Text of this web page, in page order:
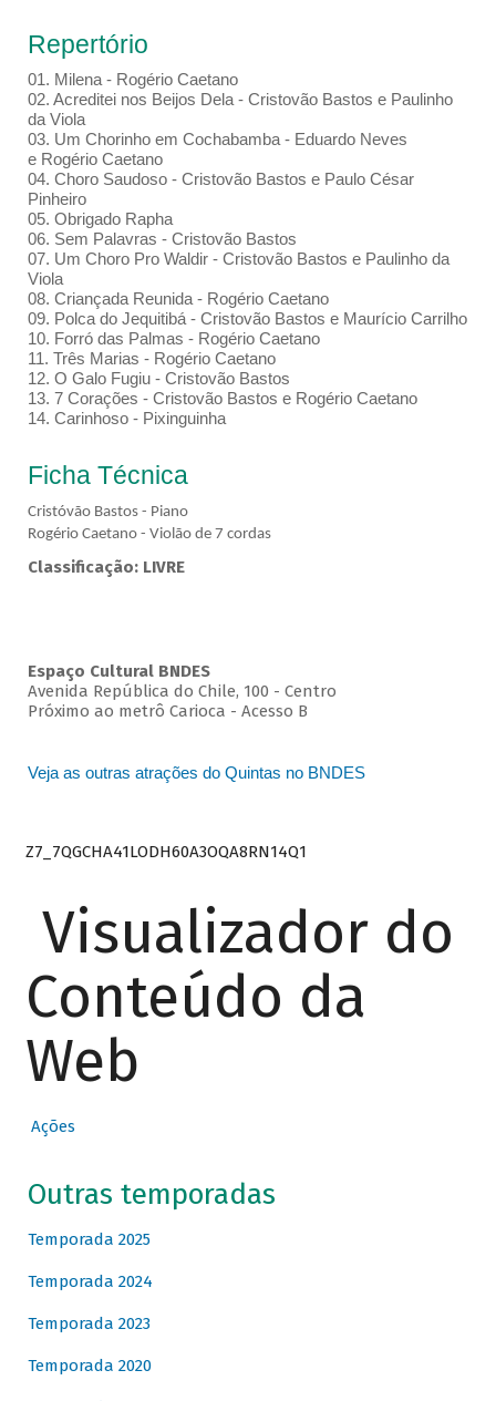
Repertório
01. Milena - Rogério Caetano
02. Acreditei nos Beijos Dela - Cristovão Bastos e Paulinho
da Viola
03. Um Chorinho em Cochabamba - Eduardo Neves
e Rogério Caetano
04. Choro Saudoso - Cristovão Bastos e Paulo César
Pinheiro
05. Obrigado Rapha
06. Sem Palavras - Cristovão Bastos
07. Um Choro Pro Waldir - Cristovão Bastos e Paulinho da
Viola
08. Criançada Reunida - Rogério Caetano
09. Polca do Jequitibá - Cristovão Bastos e Maurício Carrilho
10. Forró das Palmas - Rogério Caetano
11. Três Marias - Rogério Caetano
12. O Galo Fugiu - Cristovão Bastos
13. 7 Corações - Cristovão Bastos e Rogério Caetano
14. Carinhoso - Pixinguinha
Ficha Técnica
Cristóvão Bastos - Piano
Rogério Caetano - Violão de 7 cordas
Classificação: LIVRE
Espaço Cultural BNDES
Avenida República do Chile, 100 - Centro
Próximo ao metrô Carioca - Acesso B
Veja as outras atrações do Quintas no BNDES
Z7_7QGCHA41LODH60A3OQA8RN14Q1
Visualizador do
Conteúdo da
Web
Ações
Outras temporadas
Temporada 2025
Temporada 2024
Temporada 2023
Temporada 2020